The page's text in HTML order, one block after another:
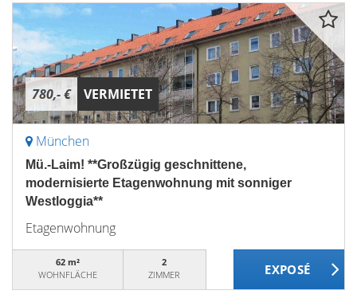
780,- € VERMIETET
München
Mü.-Laim! **Großzügig geschnittene,
modernisierte Etagenwohnung mit sonniger
Westloggia**
Etagenwohnung
62 m²
WOHNFLÄCHE
2
ZIMMER